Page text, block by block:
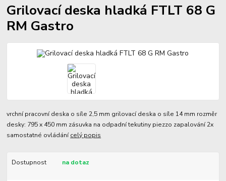
Grilovací deska hladká FTLT 68 G
RM Gastro
vrchní pracovní deska o síle 2,5 mm grilovací deska o síle 14 mm rozměr
desky: 795 x 450 mm zásuvka na odpadní tekutiny piezzo zapalování 2x
samostatné ovládánícelý popis
Dostupnost na dotaz